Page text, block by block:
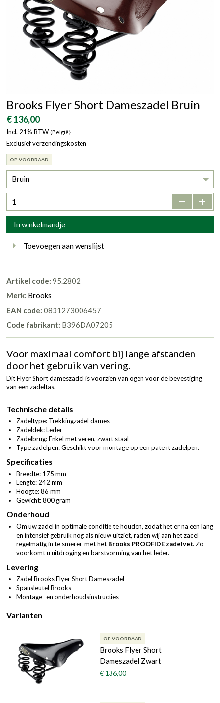
Brooks Flyer Short Dameszadel Bruin
€ 136,00
Incl. 21% BTW (België}
Exclusief verzendingskosten
OP VOORRAAD
Bruin
- +
In winkelmandje
Toevoegen aan wenslijst
Artikel code: 95.2802
Merk: Brooks
EAN code: 0831273006457
Code fabrikant: B396DA07205
Voor maximaal comfort bij lange afstanden
door het gebruik van vering.
Dit Flyer Short dameszadel is voorzien van ogen voor de bevestiging
van een zadeltas.
Technische details
Zadeltype: Trekkingzadel dames
Zadeldek: Leder
Zadelbrug: Enkel met veren, zwart staal
Type zadelpen: Geschikt voor montage op een patent zadelpen.
Specificaties
Breedte: 175 mm
Lengte: 242 mm
Hoogte: 86 mm
Gewicht: 800 gram
Onderhoud
Om uw zadel in optimale conditie te houden, zodat het er na een lang
en intensief gebruik nog als nieuw uitziet, raden wij aan het zadel
regelmatig in te smeren met het Brooks PROOFIDE zadelvet. Zo
voorkomt u uitdroging en barstvorming van het leder.
Levering
Zadel Brooks Flyer Short Dameszadel
Spansleutel Brooks
Montage- en onderhoudsinstructies
Varianten
OP VOORRAAD
Brooks Flyer Short
Dameszadel Zwart
€ 136,00